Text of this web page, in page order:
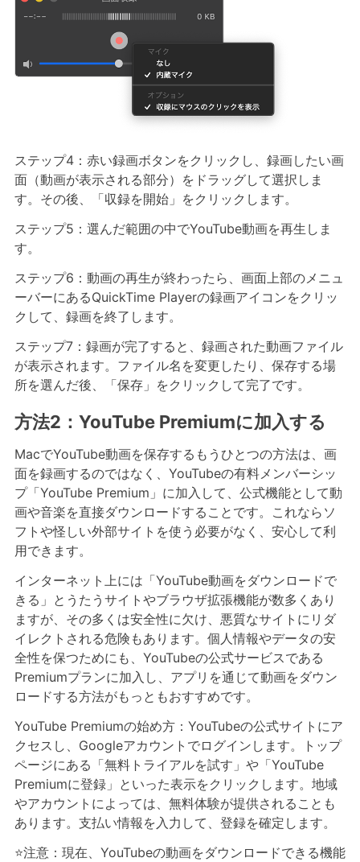
ステップ4：赤い録画ボタンをクリックし、録画したい画
面（動画が表示される部分）をドラッグして選択しま
す。その後、「収録を開始」をクリックします。
ステップ5：選んだ範囲の中でYouTube動画を再生しま
す。
ステップ6：動画の再生が終わったら、画面上部のメニュ
ーバーにあるQuickTime Playerの録画アイコンをクリッ
クして、録画を終了します。
ステップ7：録画が完了すると、録画された動画ファイル
が表示されます。ファイル名を変更したり、保存する場
所を選んだ後、「保存」をクリックして完了です。
方法2：YouTube Premiumに加入する
MacでYouTube動画を保存するもうひとつの方法は、画
面を録画するのではなく、YouTubeの有料メンバーシッ
プ「YouTube Premium」に加入して、公式機能として動
画や音楽を直接ダウンロードすることです。これならソ
フトや怪しい外部サイトを使う必要がなく、安心して利
用できます。
インターネット上には「YouTube動画をダウンロードで
きる」とうたうサイトやブラウザ拡張機能が数多くあり
ますが、その多くは安全性に欠け、悪質なサイトにリダ
イレクトされる危険もあります。個人情報やデータの安
全性を保つためにも、YouTubeの公式サービスである
Premiumプランに加入し、アプリを通じて動画をダウン
ロードする方法がもっともおすすめです。
YouTube Premiumの始め方：YouTubeの公式サイトにア
クセスし、Googleアカウントでログインします。トップ
ページにある「無料トライアルを試す」や「YouTube
Premiumに登録」といった表示をクリックします。地域
やアカウントによっては、無料体験が提供されることも
あります。支払い情報を入力して、登録を確定します。
⭐注意：現在、YouTubeの動画をダウンロードできる機能